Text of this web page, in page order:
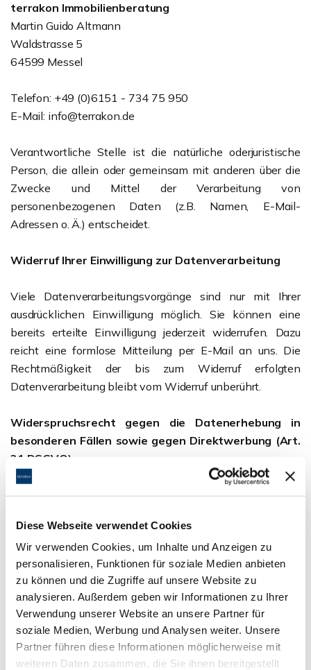
Diese Webseite verwendet Cookies
Wir verwenden Cookies, um Inhalte und Anzeigen zu
personalisieren, Funktionen für soziale Medien anbieten
zu können und die Zugriffe auf unsere Website zu
analysieren. Außerdem geben wir Informationen zu Ihrer
Verwendung unserer Website an unsere Partner für
soziale Medien, Werbung und Analysen weiter. Unsere
Partner führen diese Informationen möglicherweise mit
weiteren Daten zusammen, die Sie ihnen bereitgestellt
terrakon Immobilienberatung
Martin Guido Altmann
Waldstrasse 5
64599 Messel
Telefon: +49 (0)6151 - 734 75 950
E-Mail: info@terrakon.de
Verantwortliche Stelle ist die natürliche oderjuristische
Person, die allein oder gemeinsam mit anderen über die
Zwecke und Mittel der Verarbeitung von
personenbezogenen Daten (z.B. Namen, E-Mail-
Adressen o. Ä.) entscheidet.
Widerruf Ihrer Einwilligung zur Datenverarbeitung
Viele Datenverarbeitungsvorgänge sind nur mit Ihrer
ausdrücklichen Einwilligung möglich. Sie können eine
bereits erteilte Einwilligung jederzeit widerrufen. Dazu
reicht eine formlose Mitteilung per E-Mail an uns. Die
Rechtmäßigkeit der bis zum Widerruf erfolgten
Datenverarbeitung bleibt vom Widerruf unberührt.
Widerspruchsrecht gegen die Datenerhebung in
besonderen Fällen sowie gegen Direktwerbung (Art.
21 DSGVO)
Wenn die Datenverarbeitung auf Grundlage von Art.
jederzeit das Recht, aus Gründen, die sich aus Ihrer
besonderen Situation ergeben, gegen die
Verarbeitung Ihrer personenbezogenen Daten
Widerspruch einzulegen; dies gilt auch für ein auf
diese Bestimmungen gestütztes Profiling. Die
jeweilige Rechtsgrundlage, auf denen eine
Verarbeitung beruht, entnehmen Sie dieser
Datenschutzerklärung. Wenn Sie Widerspruch